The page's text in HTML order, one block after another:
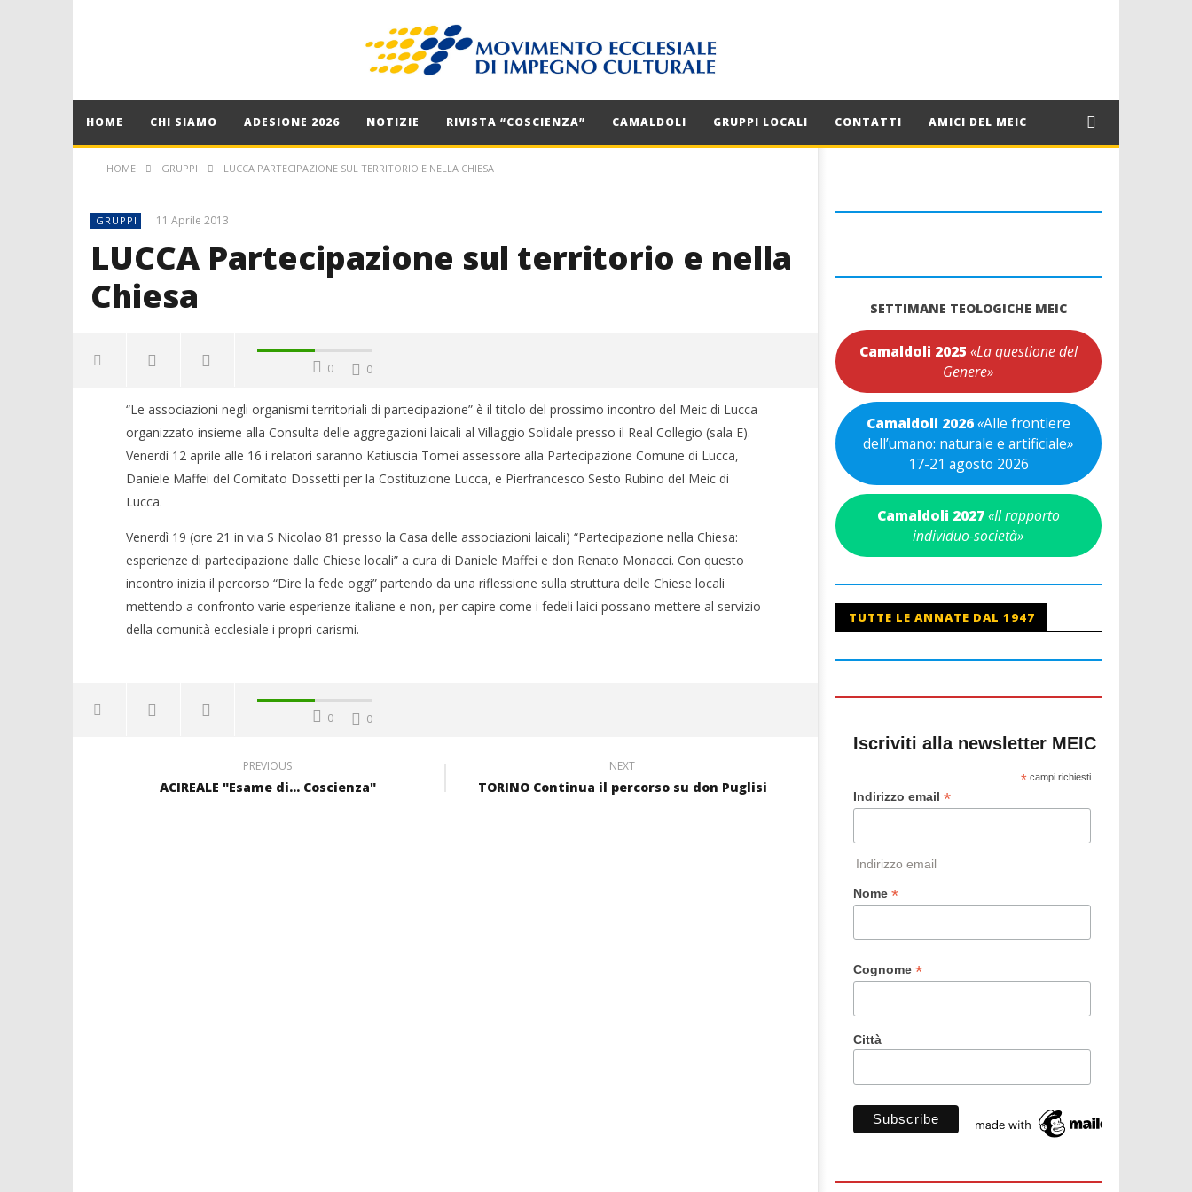
HOME CHI SIAMO ADESIONE 2026 NOTIZIE RIVISTA “COSCIENZA” CAMALDOLI GRUPPI LOCALI CONTATTI AMICI DEL MEIC
HOME GRUPPI LUCCA PARTECIPAZIONE SUL TERRITORIO E NELLA CHIESA
GRUPPI 11 Aprile 2013
LUCCA Partecipazione sul territorio e nella
Chiesa
0 0
“Le associazioni negli organismi territoriali di partecipazione” è il titolo del prossimo incontro del Meic di Lucca
organizzato insieme alla Consulta delle aggregazioni laicali al Villaggio Solidale presso il Real Collegio (sala E).
Venerdì 12 aprile alle 16 i relatori saranno Katiuscia Tomei assessore alla Partecipazione Comune di Lucca,
Daniele Maffei del Comitato Dossetti per la Costituzione Lucca, e Pierfrancesco Sesto Rubino del Meic di
Lucca.
Venerdì 19 (ore 21 in via S Nicolao 81 presso la Casa delle associazioni laicali) “Partecipazione nella Chiesa:
esperienze di partecipazione dalle Chiese locali” a cura di Daniele Maffei e don Renato Monacci. Con questo
incontro inizia il percorso “Dire la fede oggi” partendo da una riflessione sulla struttura delle Chiese locali
mettendo a confronto varie esperienze italiane e non, per capire come i fedeli laici possano mettere al servizio
della comunità ecclesiale i propri carismi.
0 0
PREVIOUS
ACIREALE "Esame di... Coscienza"
NEXT
TORINO Continua il percorso su don Puglisi
SETTIMANE TEOLOGICHE MEIC
Camaldoli 2025 «La questione del
Genere»
Camaldoli 2026«Alle frontiere
dell’umano: naturale e artificiale»
17-21 agosto 2026
Camaldoli 2027 «Il rapporto
individuo-società»
TUTTE LE ANNATE DAL 1947
Iscriviti alla newsletter MEIC
* campi richiesti
Indirizzo email *
Indirizzo email
Nome *
Cognome *
Città